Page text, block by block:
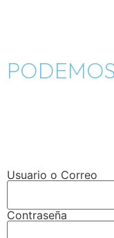
Usuario o Correo
Contraseña